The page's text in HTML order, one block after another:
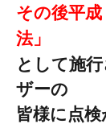
その後平成
法」
として施行
ザーの
皆様に 点